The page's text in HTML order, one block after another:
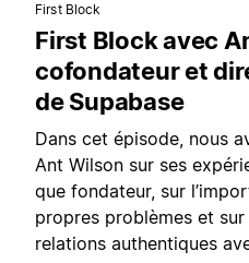
First Block
First Block avec
cofondateur et
de Supabase
Dans cet épisode, nous
Ant Wilson sur ses
que fondateur, sur
propres problèmes et
relations authentiques